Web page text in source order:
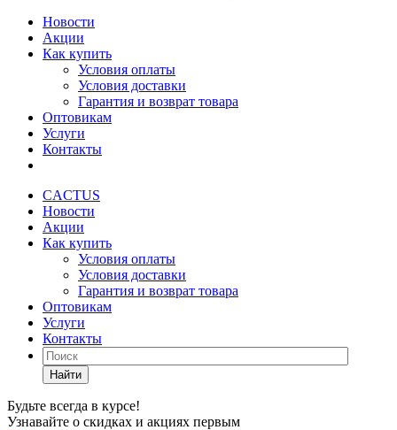
Новости
Акции
Как купить
Условия оплаты
Условия доставки
Гарантия и возврат товара
Оптовикам
Услуги
Контакты
CACTUS
Новости
Акции
Как купить
Условия оплаты
Условия доставки
Гарантия и возврат товара
Оптовикам
Услуги
Контакты
Найти
Будьте всегда в курсе!
Узнавайте о скидках и акциях первым